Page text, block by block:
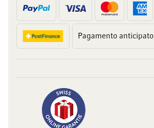
Pagamento anticipato